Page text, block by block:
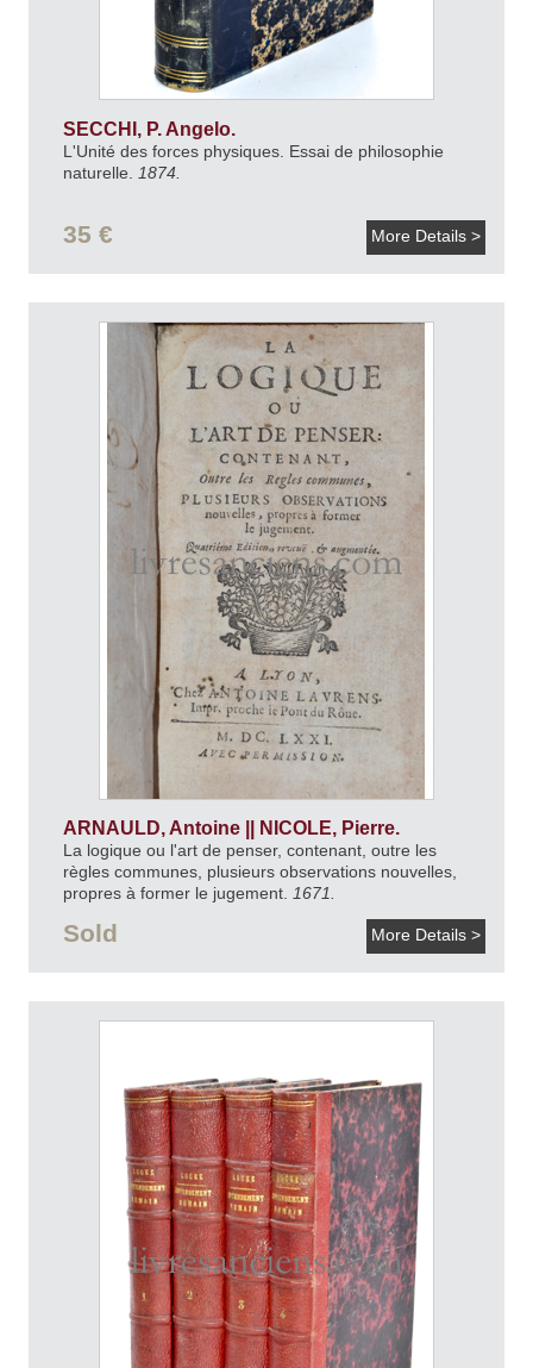
SECCHI, P. Angelo.
L'Unité des forces physiques. Essai de philosophie
naturelle.
1874.
35 € More Details >
ARNAULD, Antoine || NICOLE, Pierre.
La logique ou l'art de penser, contenant, outre les
règles communes, plusieurs observations nouvelles,
propres à former le jugement. 1671.
Sold More Details >